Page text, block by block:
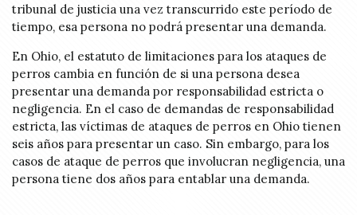
tribunal de justicia una vez transcurrido este período de
tiempo, esa persona no podrá presentar una demanda.
En Ohio, el estatuto de limitaciones para los ataques de
perros cambia en función de si una persona desea
presentar una demanda por responsabilidad estricta o
negligencia. En el caso de demandas de responsabilidad
estricta, las víctimas de ataques de perros en Ohio tienen
seis años para presentar un caso. Sin embargo, para los
casos de ataque de perros que involucran negligencia, una
persona tiene dos años para entablar una demanda.